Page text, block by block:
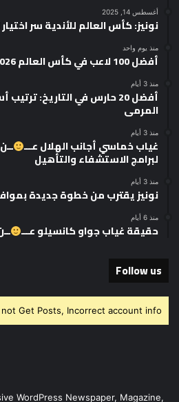
أغسطس 14, 2025
نونيز: كأس العالم للأندية سر اختيار
منذ يوم واحد
أفضل 100 لاعب في كأس العالم 2026
منذ 3 أيام
أفضل 20 حارس في التاريخ:
المرمى
منذ 3 أيام
غياب خماسي أجانب الهلال عـــ
لبرامج الاستشفاء والتأهيل
منذ 3 أيام
نونيز يقترب من خطوة جديدة
منذ 6 أيام
حقيقة غياب جواو كانسيلو عـــ
Follow us
not Get Posts, Incorrect account info.
WordPress Newspaper, Magazine,